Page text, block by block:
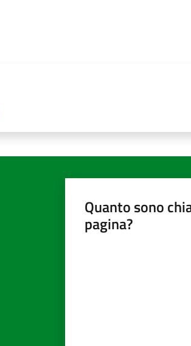
Quanto sono
pagina?